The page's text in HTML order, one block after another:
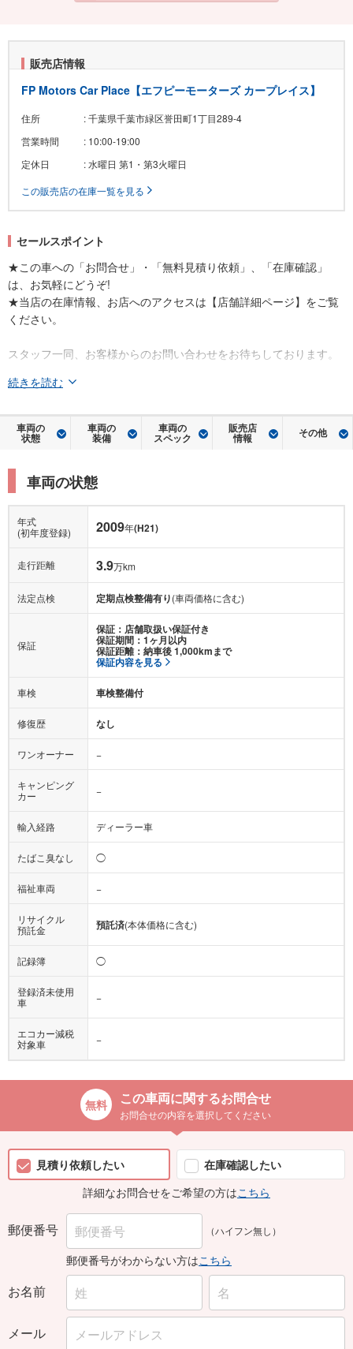
販売店情報
FP Motors Car Place【エフピーモーターズ カープレイス】
住所
: 千葉県千葉市緑区誉田町1丁目289-4
営業時間
: 10:00-19:00
定休日
: 水曜日 第1・第3火曜日
この販売店の在庫一覧を見る
セールスポイント
★この車への「お問合せ」・「無料見積り依頼」、「在庫確認」
は、お気軽にどうぞ!
★当店の在庫情報、お店へのアクセスは【店舗詳細ページ】をご覧
ください。
スタッフ一同、お客様からのお問い合わせをお待ちしております。
続きを読む
車両の
状態
車両の
装備
車両の
スペック
販売店
情報 その他
車両の状態
年式
(初年度登録)
2009年(H21)
走行距離 3.9万km
法定点検 定期点検整備有り(車両価格に含む)
保証
保証：店舗取扱い保証付き
保証期間：1ヶ月以内
保証距離：納車後 1,000kmまで
保証内容を見る
車検 車検整備付
修復歴 なし
ワンオーナー −
キャンピング
カー
−
輸入経路 ディーラー車
たばこ臭なし ◯
福祉車両 −
リサイクル
預託金
預託済(本体価格に含む)
記録簿 ◯
登録済未使用
車
−
エコカー減税
対象車
−
この車両に関するお問合せ
お問合せの内容を選択してください
見積り依頼したい
在庫確認したい
詳細なお問合せをご希望の方はこちら
郵便番号 （ハイフン無し）
郵便番号がわからない方はこちら
お名前
メール